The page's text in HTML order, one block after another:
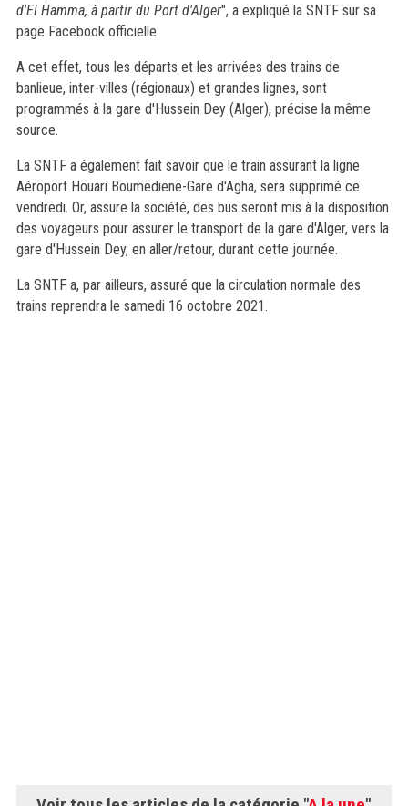
d'El Hamma, à partir du Port d'Alger", a expliqué la SNTF sur sa
page Facebook officielle.
A cet effet, tous les départs et les arrivées des trains de
banlieue, inter-villes (régionaux) et grandes lignes, sont
programmés à la gare d'Hussein Dey (Alger), précise la même
source.
La SNTF a également fait savoir que le train assurant la ligne
Aéroport Houari Boumediene-Gare d'Agha, sera supprimé ce
vendredi. Or, assure la société, des bus seront mis à la disposition
des voyageurs pour assurer le transport de la gare d'Alger, vers la
gare d'Hussein Dey, en aller/retour, durant cette journée.
La SNTF a, par ailleurs, assuré que la circulation normale des
trains reprendra le samedi 16 octobre 2021.